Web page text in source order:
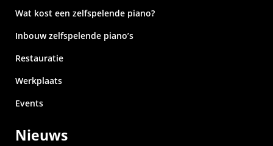
Wat kost een zelfspelende piano?
Inbouw zelfspelende piano’s
Restauratie
Werkplaats
Events
Nieuws